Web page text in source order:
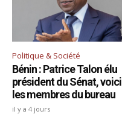
Politique & Société
Bénin : Patrice Talon élu
président du Sénat, voici
les membres du bureau
il y a 4 jours